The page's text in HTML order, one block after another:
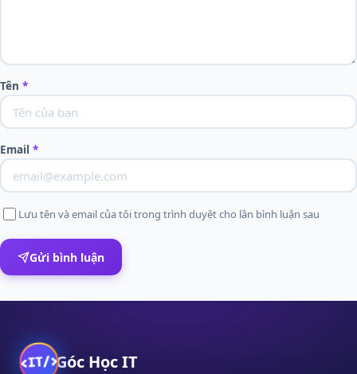
Tên *
Email *
Lưu tên và email của tôi trong trình duyệt cho lần bình luận sau
Gửi bình luận
Góc Học IT